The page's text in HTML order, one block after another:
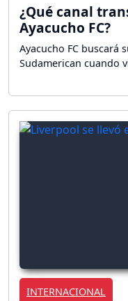
¿Qué canal
Ayacucho FC?
Ayacucho FC buscará
Sudamerican cuando
INTERNACIONAL